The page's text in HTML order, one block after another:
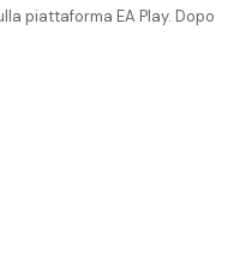
piattaforma EA Play. Dopo